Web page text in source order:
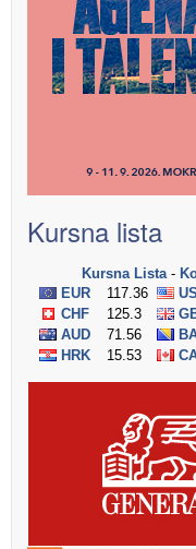
Kursna lista